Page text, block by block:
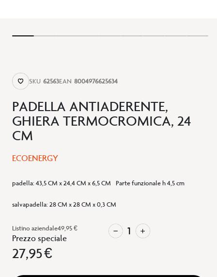
PADELLA ANTIADERENTE,
GHIERA TERMOCROMICA, 24
CM
Listino aziendale49,95 €
Prezzo speciale
27,95 €
padella: 43,5 CM x 24,4 CM x 6,5 CM Parte funzionale h 4,5 cm
salvapadella: 28 CM x 28 CM x 0,3 CM
SKU 62563EAN 8004976625634
ECOENERGY